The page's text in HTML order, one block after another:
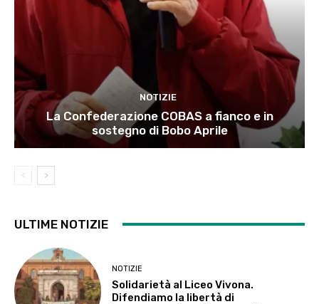
NOTIZIE
La Confederazione COBAS a fianco e in
sostegno di Bobo Aprile
ULTIME NOTIZIE
NOTIZIE
Solidarietà al Liceo Vivona.
Difendiamo la libertà di